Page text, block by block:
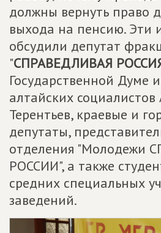
должны вернуть право
выхода на пенсию. Эти
обсудили депутат
"СПРАВЕДЛИВАЯ
Государственной Думе
алтайских социалистов
Терентьев, краевые и
депутаты,
отделения "Молодежи
РОССИИ", а также
средних специальных
заведений.